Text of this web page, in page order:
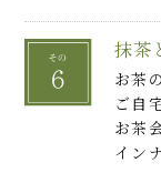
抹茶
お茶
ご自
お茶
イン